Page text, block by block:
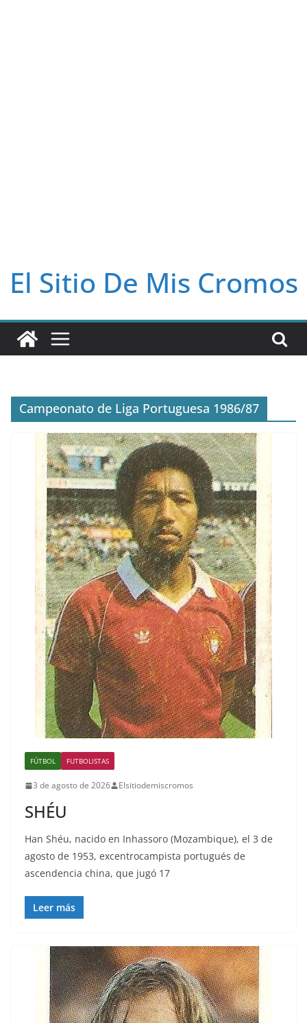
El Sitio De Mis Cromos
Campeonato de Liga Portuguesa 1986/87
FÚTBOL FUTBOLISTAS
3 de agosto de 2026 Elsitiodemiscromos
SHÉU
Han Shéu, nacido en Inhassoro (Mozambique), el 3 de
agosto de 1953, excentrocampista portugués de
ascendencia china, que jugó 17
Leer más